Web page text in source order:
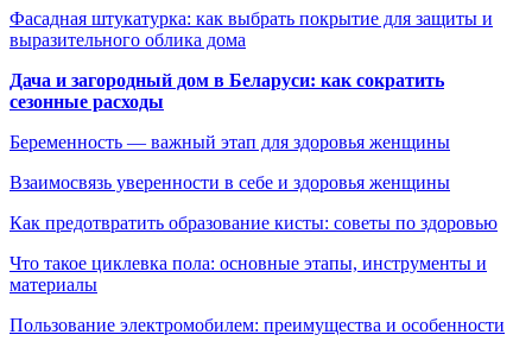
Фасадная штукатурка: как выбрать покрытие для защиты и
выразительного облика дома
Дача и загородный дом в Беларуси: как сократить
сезонные расходы
Беременность — важный этап для здоровья женщины
Взаимосвязь уверенности в себе и здоровья женщины
Как предотвратить образование кисты: советы по здоровью
Что такое циклевка пола: основные этапы, инструменты и
материалы
Пользование электромобилем: преимущества и особенности